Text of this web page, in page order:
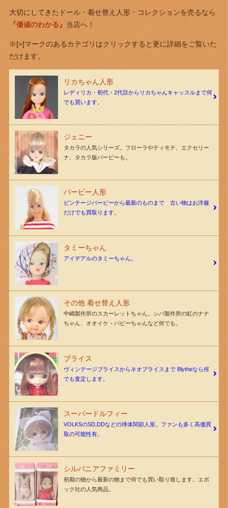
大切にしてきたドール・着せ替え人形・コレクションを売るなら
『価値のわかる』 当店へ！
※[>]マークのあるカテゴリはクリックすると更に詳細をご覧いた
だけます。
リカちゃん人形
レディリカ・初代・2代目からリカちゃんキャッスルまで何
でも買います。
ジェニー
タカラの人気シリーズ。フローラやティモテ、エクセリー
ナ、タカラ版バービーも。
バービー人形
ビンテージバービーから最新のものまで 古い物はお洋服
だけでも買取ります。
タミーちゃん
アイデアルのタミーちゃん。
その他 着せ替え人形
中嶋製作所のスカーレットちゃん。シバ製作所の虹のナナ
ちゃん、オオイケ・パピーちゃんなど何でも。
ブライス
ヴィンテージブライスからネオブライスまで Blytheなら何
でも査定します。
スーパードルフィー
VOLKSのSD,DDなどの球体関節人形。ファンも多く高価買
取の可能性有。
シルバニアファミリー
初期の物から最新の物まで何でも買い取り致します。エポ
ック社の人気商品。